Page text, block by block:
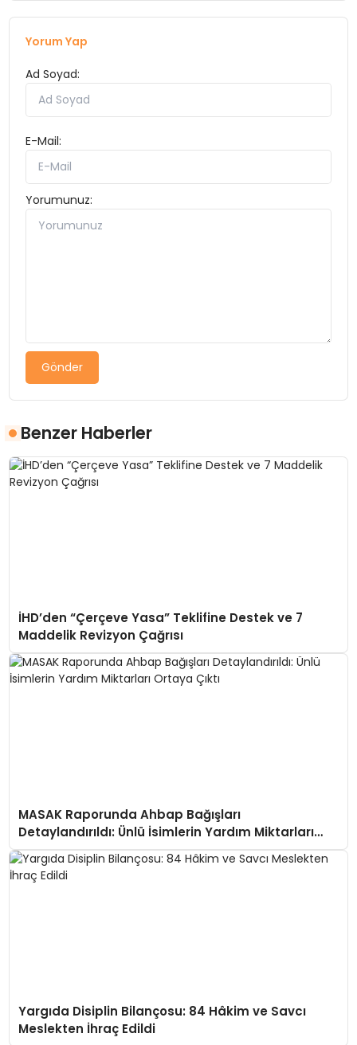
Yorum Yap
Ad Soyad:
E-Mail:
Yorumunuz:
Gönder
Benzer Haberler
İHD’den “Çerçeve Yasa” Teklifine Destek ve 7
Maddelik Revizyon Çağrısı
MASAK Raporunda Ahbap Bağışları
Detaylandırıldı: Ünlü İsimlerin Yardım Miktarları
Ortaya Çıktı
Yargıda Disiplin Bilançosu: 84 Hâkim ve Savcı
Meslekten İhraç Edildi